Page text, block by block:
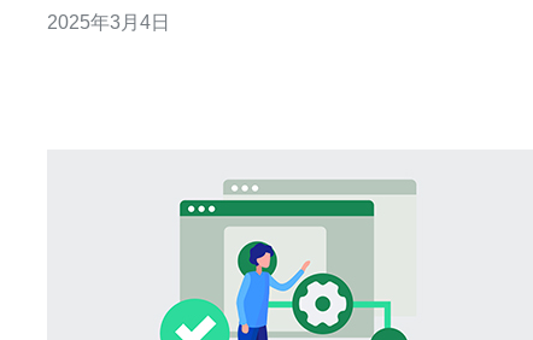
ABC Hosting 优势：ABC Hosting提供多种VPS套餐，适
2025年3月4日